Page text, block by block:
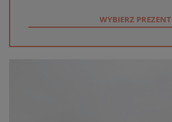
WYBIERZ PREZENT